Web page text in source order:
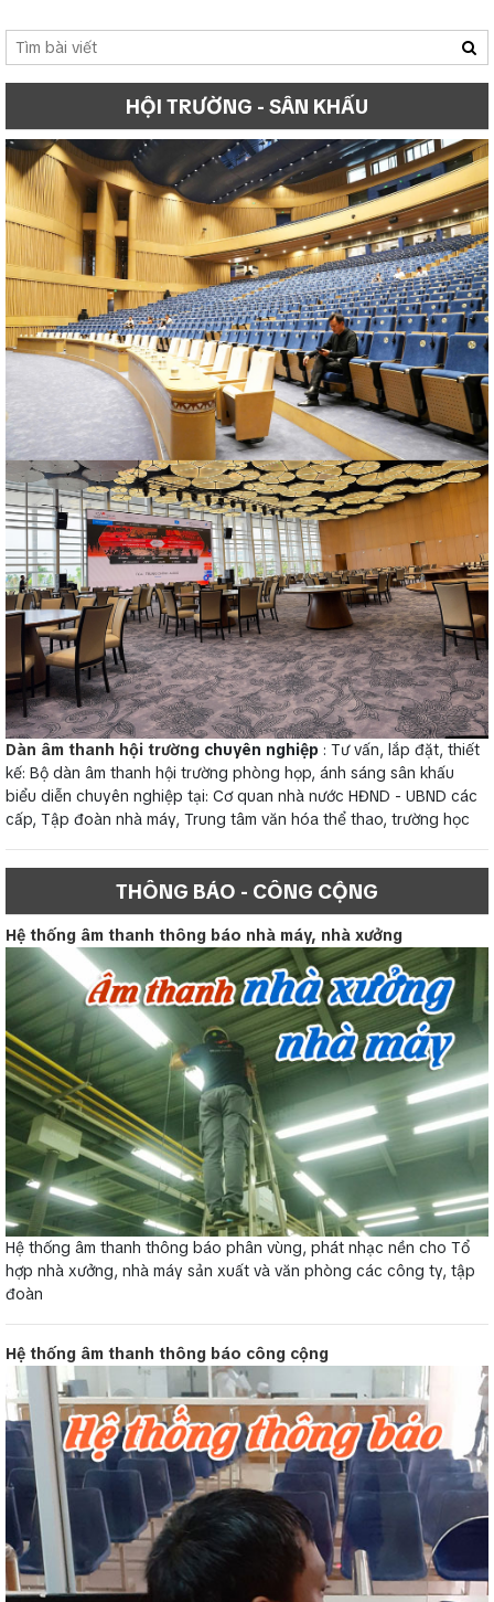
HỘI TRƯỜNG - SÂN KHẤU
Dàn âm thanh hội trường chuyên nghiệp : Tư vấn, lắp đặt, thiết
kế: Bộ dàn âm thanh hội trường phòng họp, ánh sáng sân khấu
biểu diễn chuyên nghiệp tại: Cơ quan nhà nước HĐND - UBND các
cấp, Tập đoàn nhà máy, Trung tâm văn hóa thể thao, trường học
THÔNG BÁO - CÔNG CỘNG
Hệ thống âm thanh thông báo nhà máy, nhà xưởng
Hệ thống âm thanh thông báo phân vùng, phát nhạc nền cho Tổ
hợp nhà xưởng, nhà máy sản xuất và văn phòng các công ty, tập
đoàn
Hệ thống âm thanh thông báo công cộng